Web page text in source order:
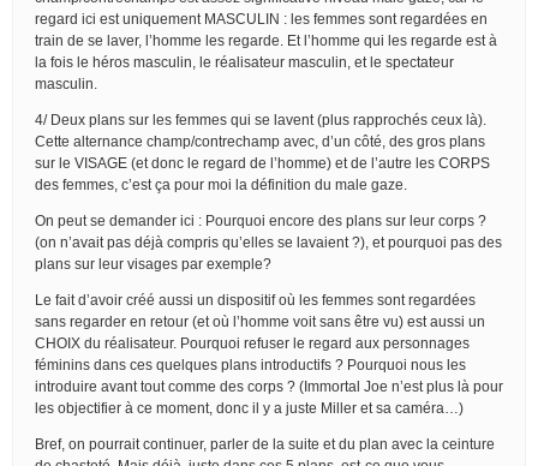
regard ici est uniquement MASCULIN : les femmes sont regardées en
train de se laver, l’homme les regarde. Et l’homme qui les regarde est à
la fois le héros masculin, le réalisateur masculin, et le spectateur
masculin.
4/ Deux plans sur les femmes qui se lavent (plus rapprochés ceux là).
Cette alternance champ/contrechamp avec, d’un côté, des gros plans
sur le VISAGE (et donc le regard de l’homme) et de l’autre les CORPS
des femmes, c’est ça pour moi la définition du male gaze.
On peut se demander ici : Pourquoi encore des plans sur leur corps ?
(on n’avait pas déjà compris qu’elles se lavaient ?), et pourquoi pas des
plans sur leur visages par exemple?
Le fait d’avoir créé aussi un dispositif où les femmes sont regardées
sans regarder en retour (et où l’homme voit sans être vu) est aussi un
CHOIX du réalisateur. Pourquoi refuser le regard aux personnages
féminins dans ces quelques plans introductifs ? Pourquoi nous les
introduire avant tout comme des corps ? (Immortal Joe n’est plus là pour
les objectifier à ce moment, donc il y a juste Miller et sa caméra…)
Bref, on pourrait continuer, parler de la suite et du plan avec la ceinture